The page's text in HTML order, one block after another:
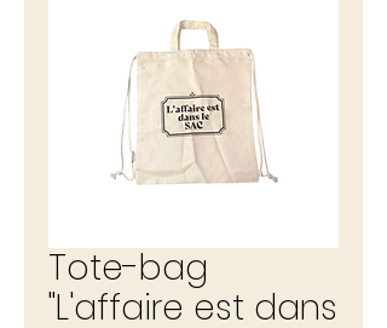
Tote-bag
"L'affaire est dans